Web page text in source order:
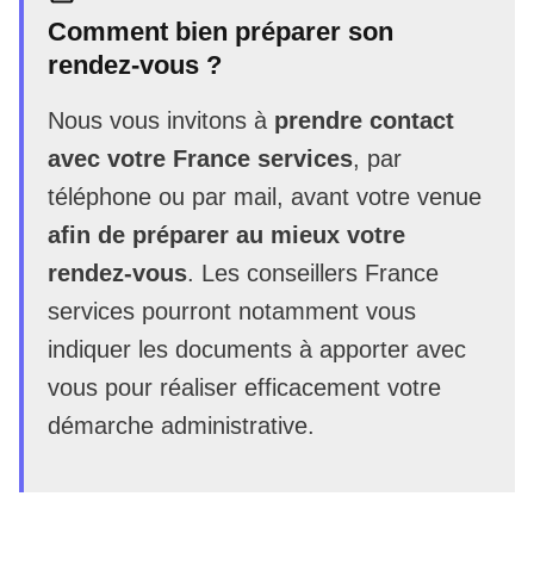
Comment bien préparer son
rendez-vous ?
Nous vous invitons à prendre contact
avec votre France services, par
téléphone ou par mail, avant votre venue
afin de préparer au mieux votre
rendez-vous. Les conseillers France
services pourront notamment vous
indiquer les documents à apporter avec
vous pour réaliser efficacement votre
démarche administrative.